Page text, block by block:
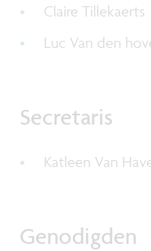
Claire Tillekaerts
Luc Van den
Secretaris
Katleen Van
Genodigden